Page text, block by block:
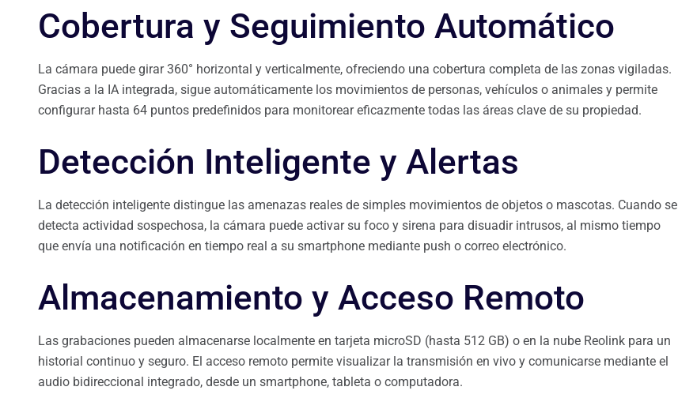
Cobertura y Seguimiento Automático
La cámara puede girar 360° horizontal y verticalmente, ofreciendo una cobertura completa de las zonas vigiladas.
Gracias a la IA integrada, sigue automáticamente los movimientos de personas, vehículos o animales y permite
configurar hasta 64 puntos predefinidos para monitorear eficazmente todas las áreas clave de su propiedad.
Detección Inteligente y Alertas
La detección inteligente distingue las amenazas reales de simples movimientos de objetos o mascotas. Cuando se
detecta actividad sospechosa, la cámara puede activar su foco y sirena para disuadir intrusos, al mismo tiempo
que envía una notificación en tiempo real a su smartphone mediante push o correo electrónico.
Almacenamiento y Acceso Remoto
Las grabaciones pueden almacenarse localmente en tarjeta microSD (hasta 512 GB) o en la nube Reolink para un
historial continuo y seguro. El acceso remoto permite visualizar la transmisión en vivo y comunicarse mediante el
audio bidireccional integrado, desde un smartphone, tableta o computadora.